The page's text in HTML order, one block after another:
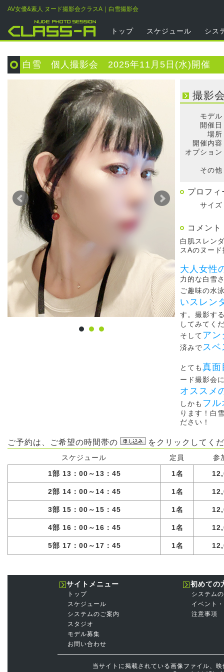
AV女優&素人 ヌード撮影会クラスA｜白雪撮影会
トップ スケジュール シス
白雪 個人撮影会 2025年11月5日(水)開催
撮影
モデル
開催
場所
開催内容
オプション
その他
プロフィ
サイズ
コメント
白肌スレン
スAのヌー
大人女性
力的な白雪
ご趣味の水
いスレン
す。撮影す
してみてく
そしてアン
済みで ス
とても真面
ード撮影会
オススメ
しかも フ
ります！白
ださい！
ご予約は、ご希望の時間帯の をクリックしてく
スケジュール 定員
参
1部 13：00～13：45
1名
2部 14：00～14：45 1名
3部 15：00～15：45 1名
4部 16：00～16：45 1名
5部 17：00～17：45 1名
サイトメニュー
トップ
スケジュール
システムのご案内
スタジオ
モデル募集
お問い合わせ
初めての
システム
イベント
注意事項
当サイトに掲載されている画像ファイル、